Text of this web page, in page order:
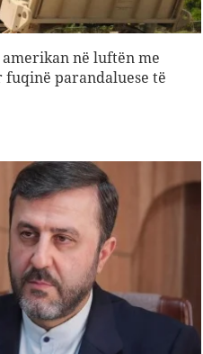
në luftën me
parandaluese të